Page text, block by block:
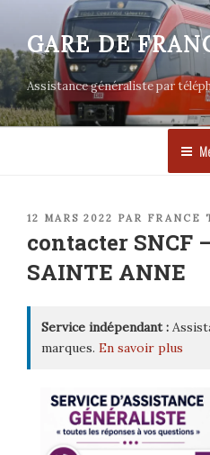
contenu
principal
GARE DE
Assistance généraliste par
PUBLIÉ
12 MARS 2022 PAR FRANCE
contacter SNCF
SAINTE ANNE
Service indépendant :
marques. En savoir plus